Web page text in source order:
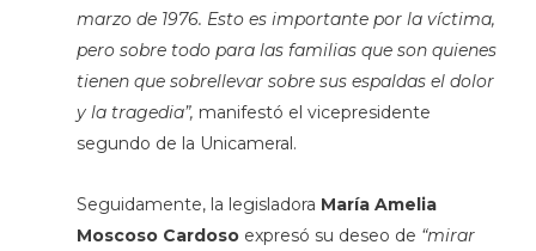
marzo de 1976. Esto es importante por la víctima,
pero sobre todo para las familias que son quienes
tienen que sobrellevar sobre sus espaldas el dolor
y la tragedia”, manifestó el vicepresidente
segundo de la Unicameral.
Seguidamente, la legisladora María Amelia
Moscoso Cardosoexpresó su deseo de “mirar